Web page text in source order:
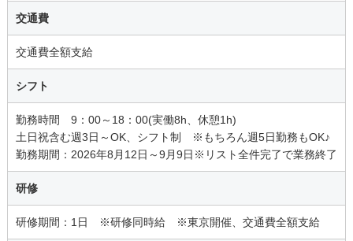
交通費
交通費全額支給
シフト
勤務時間 9：00～18：00(実働8h、休憩1h)
土日祝含む週3日～OK、シフト制 ※もちろん週5日勤務もOK♪
勤務期間：2026年8月12日～9月9日※リスト全件完了で業務終了
研修
研修期間：1日 ※研修同時給 ※東京開催、交通費全額支給